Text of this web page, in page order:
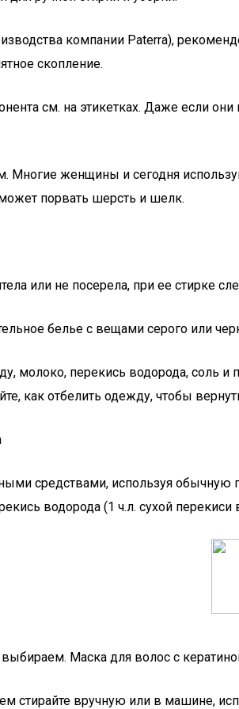
компании Paterra),
скопление.
см. на этикетках. Даже если
женщины и сегодня
порвать шерсть и шелк.
или не посерела, при ее стирке
белье с вещами серого или
молоко, перекись водорода, соль
как отбелить одежду, чтобы
средствами, используя обычную
водорода (1 ч.л. сухой
Маска для волос с
стирайте вручную или в машине,